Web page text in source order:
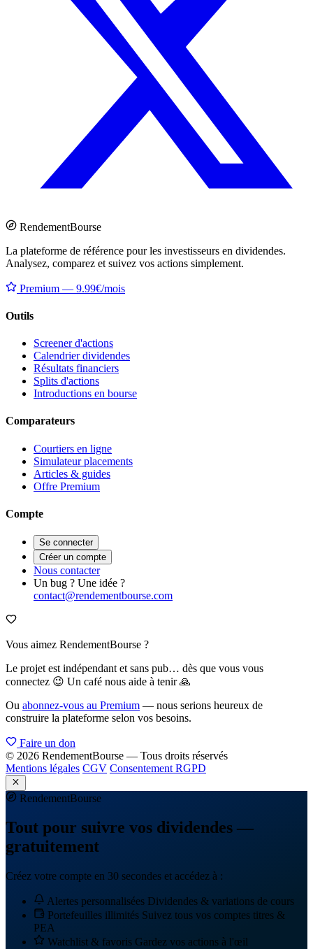
RendementBourse
La plateforme de référence pour les investisseurs en dividendes.
Analysez, comparez et suivez vos actions simplement.
Premium — 9.99€/mois
Outils
Screener d'actions
Calendrier dividendes
Résultats financiers
Splits d'actions
Introductions en bourse
Comparateurs
Courtiers en ligne
Simulateur placements
Articles & guides
Offre Premium
Compte
Se connecter
Créer un compte
Nous contacter
Un bug ? Une idée ?
contact@rendementbourse.com
Vous aimez RendementBourse ?
Le projet est indépendant et sans pub… dès que vous vous
connectez 😉 Un café nous aide à tenir 🙏
Ou abonnez-vous au Premium — nous serions heureux de
construire la plateforme selon vos besoins.
Faire un don
© 2026 RendementBourse — Tous droits réservés
Mentions légales CGV Consentement RGPD
RendementBourse
Tout pour suivre vos dividendes —
gratuitement
Créez votre compte en 30 secondes et accédez à :
Alertes personnalisées Dividendes & variations de cours
Portefeuilles illimités Suivez tous vos comptes titres &
PEA
Watchlist & favoris Gardez vos actions à l'œil